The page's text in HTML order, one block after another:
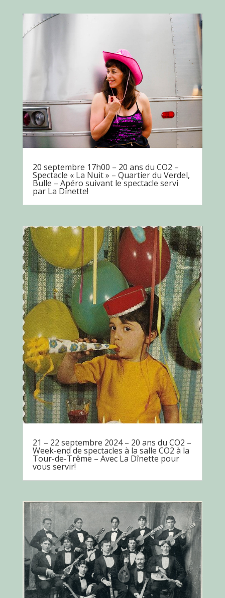
20 septembre 17h00 – 20 ans du CO2 –
Spectacle « La Nuit » – Quartier du Verdel,
Bulle – Apéro suivant le spectacle servi
par La Dînette!
21 – 22 septembre 2024 – 20 ans du CO2 –
Week-end de spectacles à la salle CO2 à la
Tour-de-Trême – Avec La Dînette pour
vous servir!